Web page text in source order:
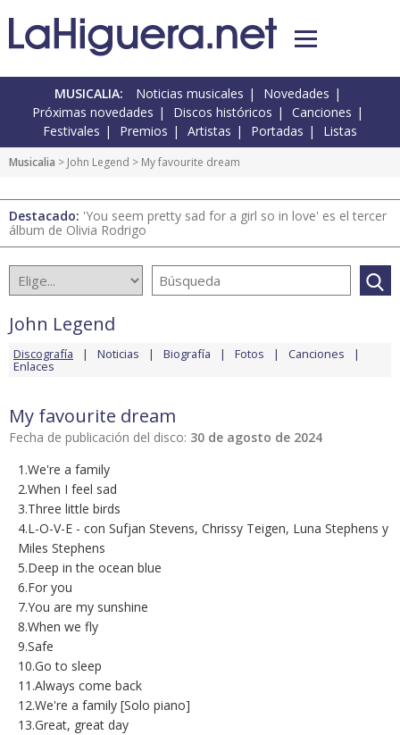
MUSICALIA: Noticias musicales
Novedades
Próximas novedades
Discos históricos
Canciones
Festivales
Premios Artistas Portadas Listas
Musicalia > John Legend > My favourite dream
Destacado: 'You seem pretty sad for a girl so in love' es el tercer
álbum de Olivia Rodrigo
John Legend
Discografía Noticias Biografía Fotos Canciones
Enlaces
My favourite dream
Fecha de publicación del disco: 30 de agosto de 2024
1.We're a family
2.When I feel sad
3.Three little birds
4.L-O-V-E - con Sufjan Stevens, Chrissy Teigen, Luna Stephens y
Miles Stephens
5.Deep in the ocean blue
6.For you
7.You are my sunshine
8.When we fly
9.Safe
10.Go to sleep
11.Always come back
12.We're a family [Solo piano]
13.Great, great day